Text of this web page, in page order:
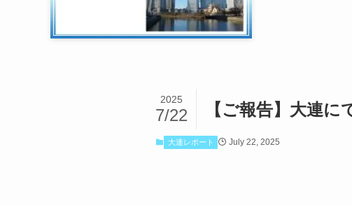
【ご報告】大連
2025
7/22
大連レポート July 22, 2025